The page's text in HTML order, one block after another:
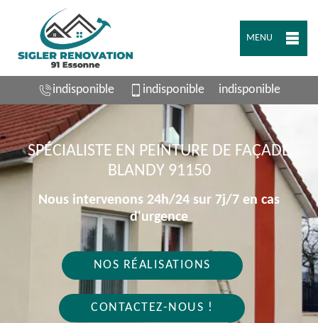
MENU
indisponible indisponible indisponible
SPÉCIALISTE EN PEINTURE DE FAÇADE
BLANDY 91150
Nous intervenons 24h/24 sur 7j/7 en cas
d'urgence
NOS RÉALISATIONS
CONTACTEZ-NOUS !